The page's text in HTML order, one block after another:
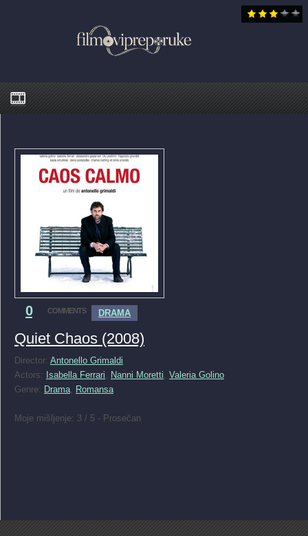
0 COMMENTS DRAMA
Quiet Chaos (2008)
Director: Antonello Grimaldi
Actors:
Isabella Ferrari Nanni Moretti Valeria Golino
Genre: Drama Romansa
Moje mišljenje: 3 / 5 - Prosečan